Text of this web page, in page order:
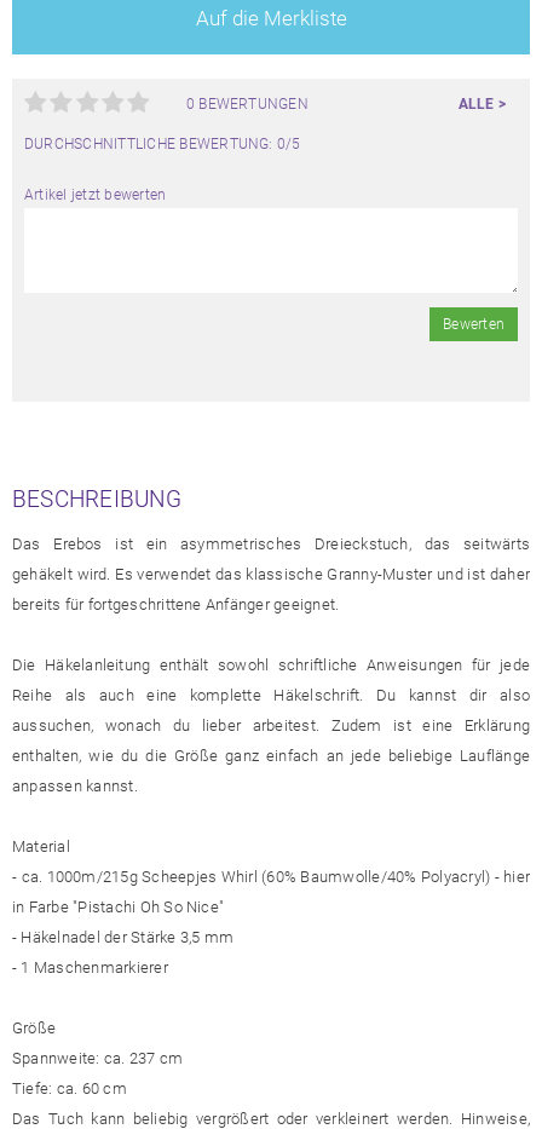
Auf die Merkliste
0 BEWERTUNGEN ALLE >
DURCHSCHNITTLICHE BEWERTUNG: 0/5
Artikel jetzt bewerten
Bewerten
BESCHREIBUNG
Das Erebos ist ein asymmetrisches Dreieckstuch, das seitwärts
gehäkelt wird. Es verwendet das klassische Granny-Muster und ist daher
bereits für fortgeschrittene Anfänger geeignet.
Die Häkelanleitung enthält sowohl schriftliche Anweisungen für jede
Reihe als auch eine komplette Häkelschrift. Du kannst dir also
aussuchen, wonach du lieber arbeitest. Zudem ist eine Erklärung
enthalten, wie du die Größe ganz einfach an jede beliebige Lauflänge
anpassen kannst.
Material
- ca. 1000m/215g Scheepjes Whirl (60% Baumwolle/40% Polyacryl) - hier
in Farbe "Pistachi Oh So Nice"
- Häkelnadel der Stärke 3,5 mm
- 1 Maschenmarkierer
Größe
Spannweite: ca. 237 cm
Tiefe: ca. 60 cm
Das Tuch kann beliebig vergrößert oder verkleinert werden. Hinweise,